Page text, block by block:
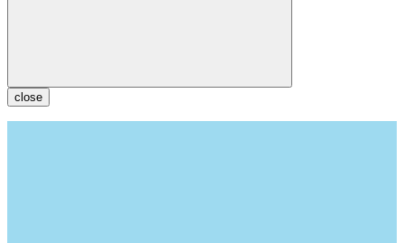
close